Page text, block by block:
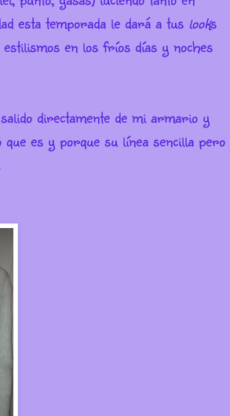
esta temporada le dará a tus looks
en los fríos días y noches
directamente de mi armario y
es y porque su línea sencilla pero